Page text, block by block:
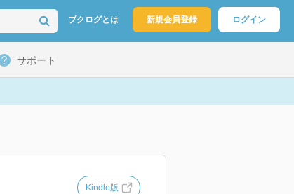
ブクログとは 新規会員登録 ログイン
サポート
Kindle版